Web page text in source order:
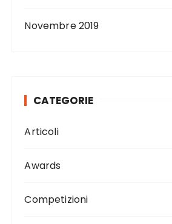
Novembre 2019
CATEGORIE
Articoli
Awards
Competizioni